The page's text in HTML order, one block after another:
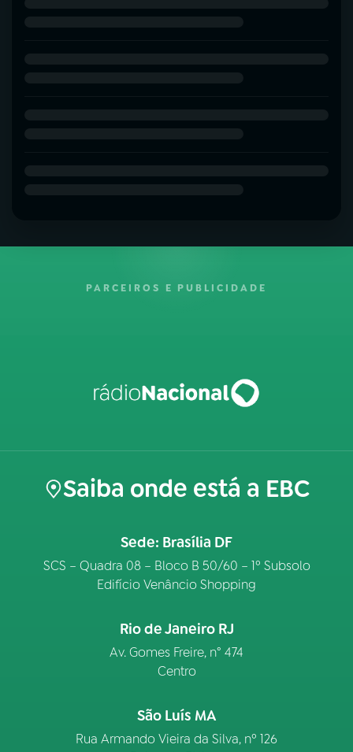
PARCEIROS E PUBLICIDADE
Saiba onde está a EBC
Sede: Brasília DF
SCS – Quadra 08 – Bloco B 50/60 – 1º Subsolo
Edifício Venâncio Shopping
Rio de Janeiro RJ
Av. Gomes Freire, n° 474
Centro
São Luís MA
Rua Armando Vieira da Silva, nº 126